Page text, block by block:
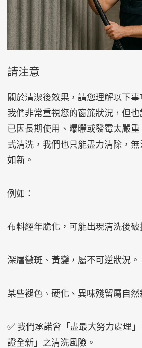
請注意
關於清潔後效果，請您理解以下事
我們非常重視您的窗簾狀況，但
已因長期使用、曝曬或發霉太嚴
式清洗，我們也只能盡力清除，無
如新。
例如：
布料經年脆化，可能出現清洗後破
深層黴斑、黃變，屬不可逆狀況。
某些褪色、硬化、異味殘留屬自然
✅ 我們承諾會「盡最大努力處理
證全新」之清洗風險。